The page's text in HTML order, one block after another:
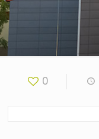
0